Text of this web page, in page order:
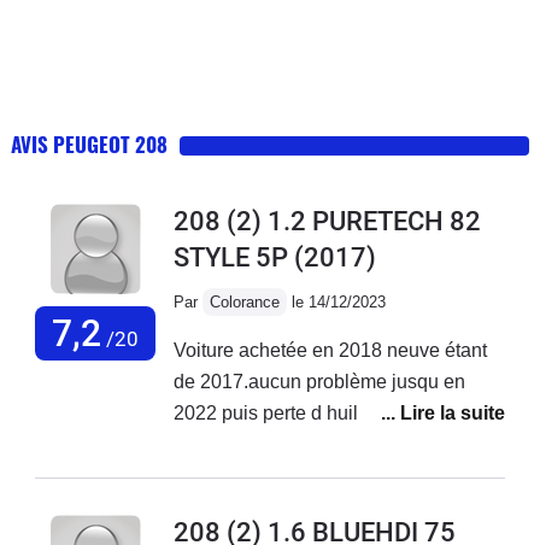
AVIS PEUGEOT 208
7,2 /20
208 (2) 1.2 PURETECH 82
STYLE 5P (2017)
Par Colorance le 14/12/2023
Voiture achetée en 2018 neuve étant
de 2017.aucun problème jusqu en
2022 puis perte d huile ++ à en
des pannes 2ooo euros de réparation
euros de réparations voiture non
208 (2) 1.6 BLUEHDI 75